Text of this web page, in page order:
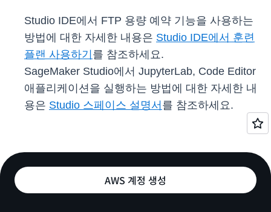
Studio IDE에서 FTP 용량 예약 기능을 사용하는
방법에 대한 자세한 내용은 Studio IDE에서 훈련
플랜 사용하기 를 참조하세요.
SageMaker Studio에서 JupyterLab, Code Editor
애플리케이션을 실행하는 방법에 대한 자세한 내
용은 Studio 스페이스 설명서 를 참조하세요.
AWS 계정 생성